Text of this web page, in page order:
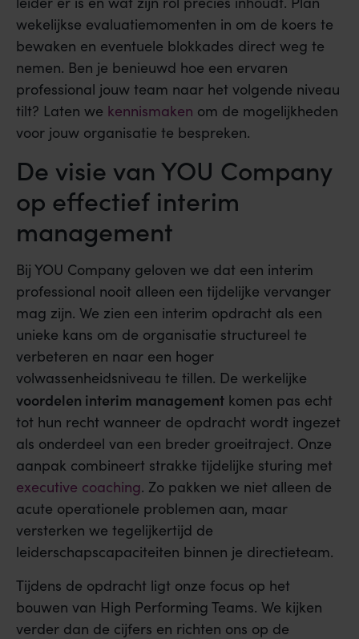
wekelijkse evaluatiemomenten in om de koers te
bewaken en eventuele blokkades direct weg te
nemen. Ben je benieuwd hoe een ervaren
professional jouw team naar het volgende niveau
tilt? Laten we kennismaken om de mogelijkheden
voor jouw organisatie te bespreken.
De visie van YOU Company
op effectief interim
management
Bij YOU Company geloven we dat een interim
professional nooit alleen een tijdelijke vervanger
mag zijn. We zien een interim opdracht als een
unieke kans om de organisatie structureel te
verbeteren en naar een hoger
volwassenheidsniveau te tillen. De werkelijke
voordelen interim management komen pas echt
tot hun recht wanneer de opdracht wordt ingezet
als onderdeel van een breder groeitraject. Onze
aanpak combineert strakke tijdelijke sturing met
executive coaching. Zo pakken we niet alleen de
acute operationele problemen aan, maar
versterken we tegelijkertijd de
leiderschapscapaciteiten binnen je directieteam.
Tijdens de opdracht ligt onze focus op het
bouwen van High Performing Teams. We kijken
verder dan de cijfers en richten ons op de